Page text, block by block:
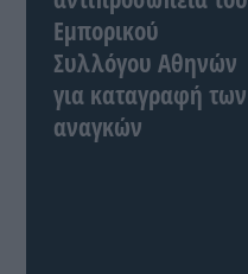
Εμπορικού
Συλλόγου Αθηνών
για καταγραφή των
αναγκών